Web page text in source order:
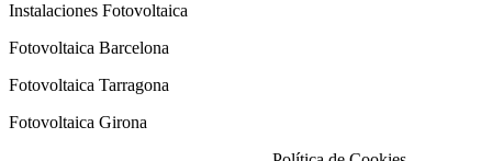
Instalaciones Fotovoltaica
Fotovoltaica Barcelona
Fotovoltaica Tarragona
Fotovoltaica Girona